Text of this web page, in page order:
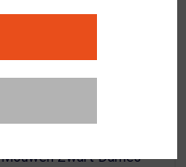
Mouwen Zwart Dames